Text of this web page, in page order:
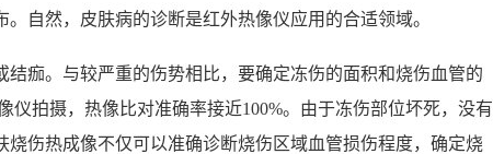
自然，皮肤病的诊断是红外热像仪应用的合适领域。
痂。与较严重的伤势相比，要确定冻伤的面积和烧伤血管的
仪拍摄，热像比对准确率接近100%。由于冻伤部位坏死，没有
烧伤热成像不仅可以准确诊断烧伤区域血管损伤程度，确定烧